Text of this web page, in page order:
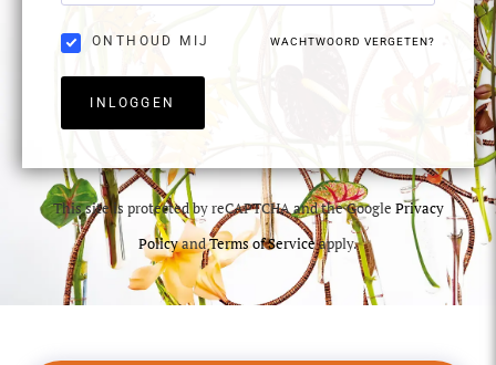
ONTHOUD MIJ WACHTWOORD VERGETEN?
INLOGGEN
This site is protected by reCAPTCHA and the Google Privacy
PolicyandTerms of Serviceapply.